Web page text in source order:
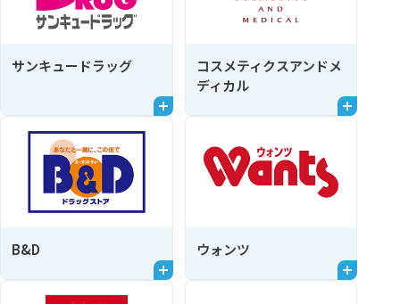
サンキュードラッグ
コスメティクスアンドメ
ディカル
B&D ウォンツ